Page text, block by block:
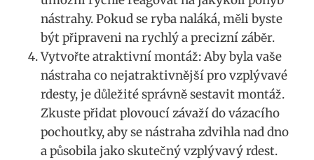
nástrahy. Pokud se ryba naláká, měli‍ byste⁢
být připraveni na rychlý a precizní ⁢záběr.
Vytvořte atraktivní ‍montáž: Aby byla vaše
nástraha co nejatraktivnější pro vzplývavé
rdesty, ⁤je důležité správně ‍sestavit montáž.
Zkuste⁤ přidat plovoucí⁤ závaží do vázacího ​
pochoutky, aby se nástraha zdvihla nad dno‍
a působila jako skutečný vzplývavý rdest.